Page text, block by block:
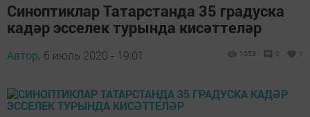
Синоптиклар Татарстанда 35 градуска
кадәр эсселек турында кисәттеләр
Автор, 6 июль 2020 - 19:01 1053 0 1